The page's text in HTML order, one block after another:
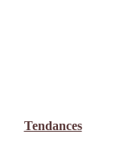
Tendances